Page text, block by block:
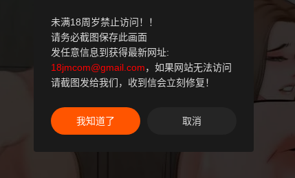
未满18周岁禁止访问！！
请务必截图保存此画面
发任意信息到获得最新网址:
18jmcom@gmail.com，如果网站无法访问
请截图发给我们，收到信会立刻修复！
我知道了 取消